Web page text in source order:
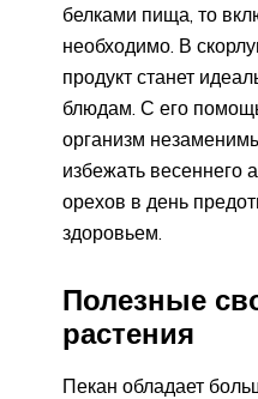
белками пища, то
необходимо. В
продукт станет
блюдам. С его
организм
избежать весеннего
орехов в день
здоровьем.
Полезные
растения
Пекан обладает